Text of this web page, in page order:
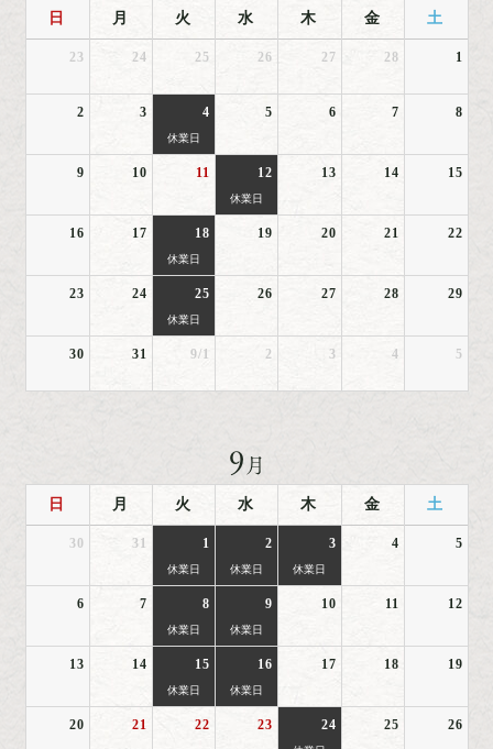
日 月 火 水 木 金 土
23 24 25 26 27 28 1
2 3 4
休業日
5 6 7 8
9 10 11 12
休業日
13 14 15
16 17 18
休業日
19 20 21 22
23 24 25
休業日
26 27 28 29
30 31 9/1 2 3 4 5
9月
日 月 火 水 木 金 土
30 31 1
休業日
2
休業日
3
休業日
4 5
6 7 8
休業日
9
休業日
10 11 12
13 14 15
休業日
16
休業日
17 18 19
20 21 22 23 24 25 26